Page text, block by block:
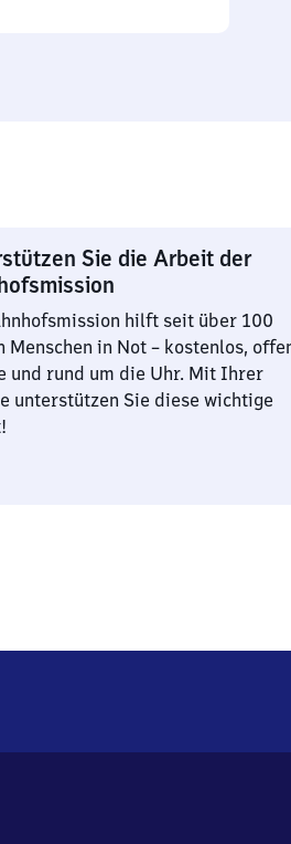
Sie die Arbeit der
hilft seit über 100
Menschen in Not – kostenlos,
und rund um die Uhr. Mit Ihrer
unterstützen Sie diese wichtige